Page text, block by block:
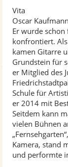
Vita
Oscar
Er wurde
konfrontiert.
kamen Gitarre
Grundstein für
er Mitglied des
Schule für
er 2014 mit
Seitdem kann
vielen Bühnen
Kamera, stand
und performte